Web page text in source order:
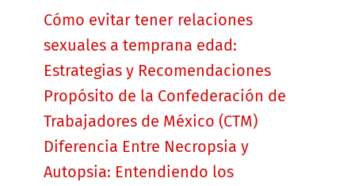
Cómo evitar tener relaciones
sexuales a temprana edad:
Estrategias y Recomendaciones
Propósito de la Confederación de
Trabajadores de México (CTM)
Diferencia Entre Necropsia y
Autopsia: Entendiendo los